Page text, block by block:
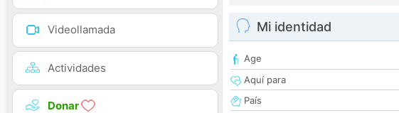
Videollamada
Actividades
Donar
Mi identidad
Age
Aquí para
País